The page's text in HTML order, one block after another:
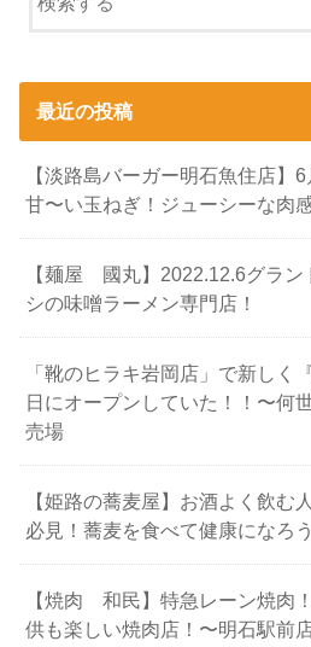
最近の投稿
【淡路島バーガー明石魚住店】
甘〜い玉ねぎ！ジューシーな肉感
【麺屋 國丸】2022.12.6グラン
シの味噌ラーメン専門店！
「靴のヒラキ岩岡店」で新しく
日にオープンしていた！！〜何
売場
【姫路の蕎麦屋】お酒よく飲む
必見！蕎麦を食べて健康になろ
【焼肉 和民】特急レーン焼肉
供も楽しい焼肉店！〜明石駅前